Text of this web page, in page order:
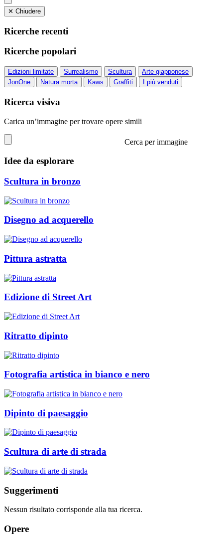
✕ Chiudere
Ricerche recenti
Ricerche popolari
Edizioni limitate Surrealismo Scultura
Arte giapponese
JonOne
Natura morta Kaws Graffiti I più venduti
Ricerca visiva
Carica un’immagine per trovare opere simili
Cerca per immagine
Idee da esplorare
Scultura in bronzo
Disegno ad acquerello
Pittura astratta
Edizione di Street Art
Ritratto dipinto
Fotografia artistica in bianco e nero
Dipinto di paesaggio
Scultura di arte di strada
Suggerimenti
Nessun risultato corrisponde alla tua ricerca.
Opere